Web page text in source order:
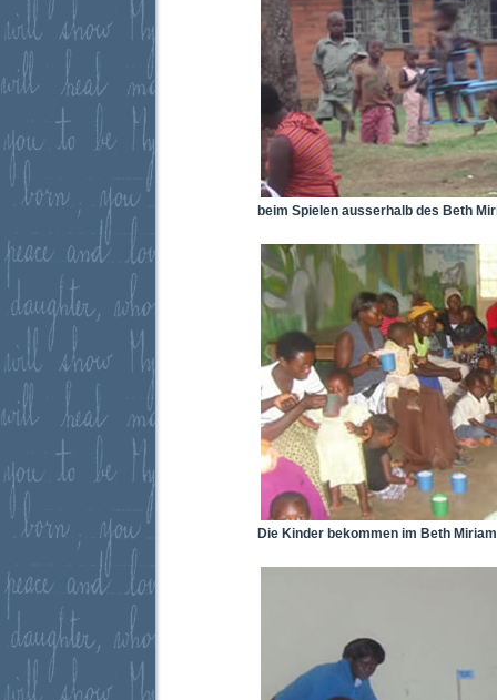
beim Spielen ausserhalb des Beth
Die Kinder bekommen im Beth